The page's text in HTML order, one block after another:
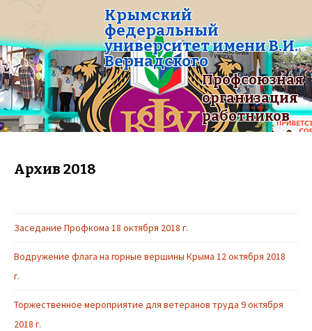
Крымский
федеральный
университет имени В.И.
Вернадского
Профсоюзная
организация
работников
Архив 2018
Заседание Профкома 18 октября 2018 г.
Водружение флага на горные вершины Крыма 12 октября 2018
г.
Торжественное мероприятие для ветеранов труда 9 октября
2018 г.